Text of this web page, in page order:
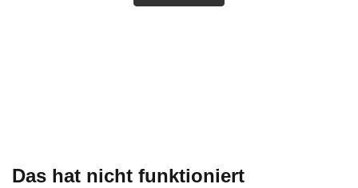
Das hat nicht funktioniert